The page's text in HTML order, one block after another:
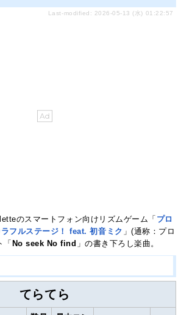
Last-modified: 2026-05-13 (水) 01:22:57
のスマートフォン向けリズムゲーム「 プロ
フルステージ！ feat. 初音ミク 」(通称：プロ
No seek No find 」の書き下ろし楽曲。
てらてら